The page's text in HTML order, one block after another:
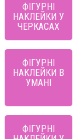
ФІГУРНІ
НАКЛЕЙКИ У
ЧЕРКАСАХ
ФІГУРНІ
НАКЛЕЙКИ В
УМАНІ
ФІГУРНІ